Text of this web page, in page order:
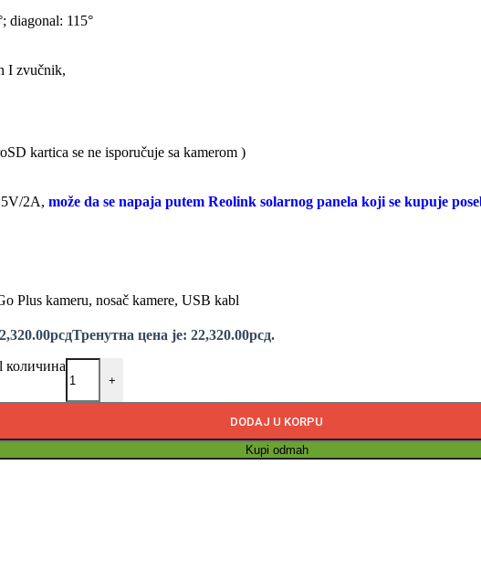
diagonal: 115°
I zvučnik,
kartica se ne isporučuje sa kamerom )
5V/2A, može da se napaja putem Reolink solarnog panela koji se kupuje
Plus kameru, nosač kamere, USB kabl
рсдТренутна цена је: 22,320.00рсд.
количина
+
DODAJ U KORPU
Kupi odmah